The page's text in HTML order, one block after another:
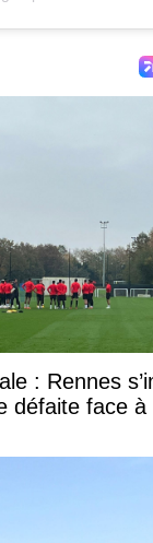
: Rennes
défaite face à